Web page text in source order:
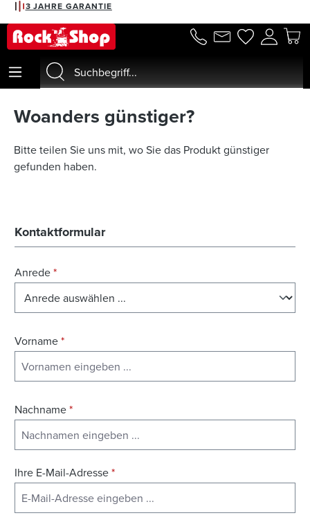
springen
3 JAHRE GARANTIE
Woanders günstiger?
Bitte teilen Sie uns mit, wo Sie das Produkt günstiger
gefunden haben.
Kontaktformular
Anrede*
Vorname*
Nachname*
Ihre E-Mail-Adresse*